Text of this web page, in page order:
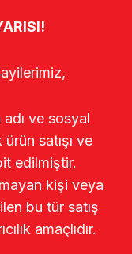
adı ve sosyal
satışı ve
edilmiştir.
kişi veya
bu tür satış
amaçlıdır.